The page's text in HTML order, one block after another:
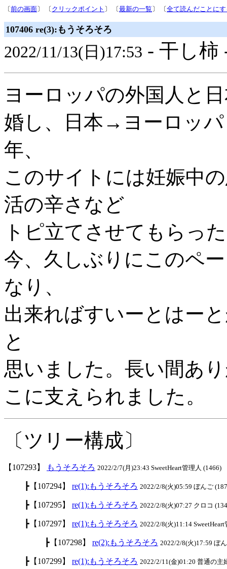
〔前の画面〕 〔 クリックポイント 〕 〔最新の一覧 〕 〔全て読んだことに
107406 re(3):もうそろそろ
2022/11/13(日)17:53 - 干し
ヨーロッパの外国人と
婚し、日本→ヨーロッ
年、
このサイトには妊娠中
活の辛さなど
トピ立てさせてもらっ
今、久しぶりにこのペ
なり、
出来ればすいーとはー
と
思いました。長い間あ
こに支えられました。
〔ツリー構成〕
【107293】 もうそろそろ 2022/2/7(月)23:43 SweetHeart管理人 (1466)
┣【107294】 re(1):もうそろそろ 2022/2/8(火)05:59 ぼんご
┣【107295】 re(1):もうそろそろ 2022/2/8(火)07:27 クロコ
┣【107297】 re(1):もうそろそろ 2022/2/8(火)11:14
┣【107298】 re(2):もうそろそろ 2022/2/8(火)17:59 ぼ
┣【107299】 re(1):もうそろそろ 2022/2/11(金)01:20 普通の主